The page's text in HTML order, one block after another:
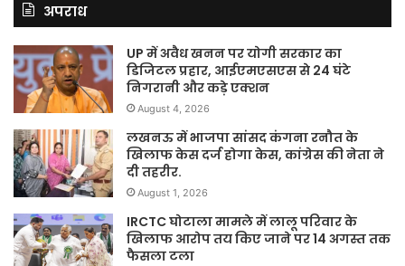
अपराध
UP में अवैध खनन पर योगी सरकार का
डिजिटल प्रहार, आईएमएसएस से 24 घंटे
निगरानी और कड़े एक्शन
August 4, 2026
लखनऊ में भाजपा सांसद कंगना रनौत के
खिलाफ केस दर्ज होगा केस, कांग्रेस की नेता ने
दी तहरीर.
August 1, 2026
IRCTC घोटाला मामले में लालू परिवार के
खिलाफ आरोप तय किए जाने पर 14 अगस्त तक
फैसला टला